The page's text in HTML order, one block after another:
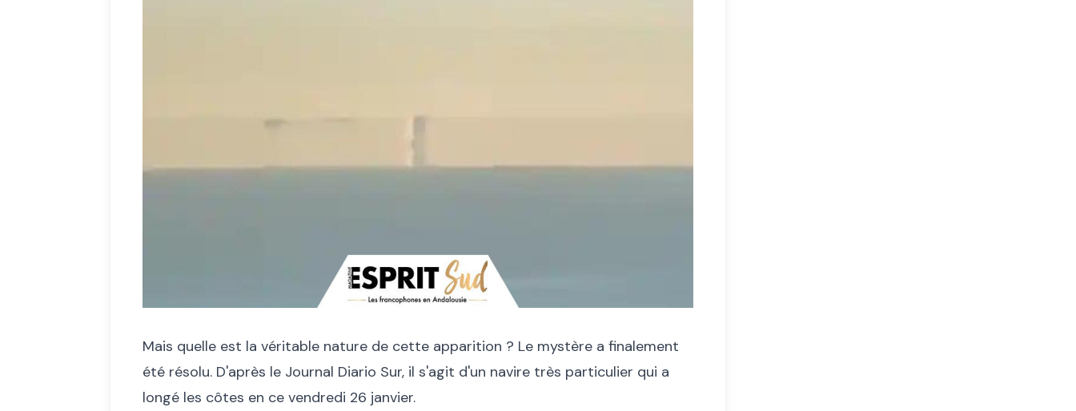
Mais quelle est la véritable nature de cette apparition ? Le mystère a finalement
été résolu. D'après le Journal Diario Sur, il s'agit d'un navire très particulier qui a
longé les côtes en ce vendredi 26 janvier.